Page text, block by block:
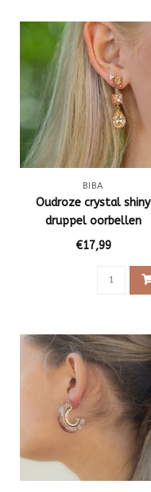
BIBA
Oudroze crystal shiny
druppel oorbellen
€17,99